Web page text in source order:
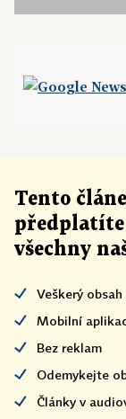
Tento
předplatíte
všechny
Veškerý obsah
Mobilní
Bez reklam
Odemykejte
Články v